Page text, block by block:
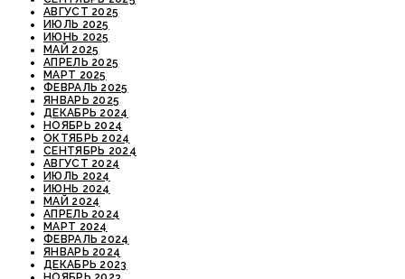
АВГУСТ 2025
ИЮЛЬ 2025
ИЮНЬ 2025
МАЙ 2025
АПРЕЛЬ 2025
МАРТ 2025
ФЕВРАЛЬ 2025
ЯНВАРЬ 2025
ДЕКАБРЬ 2024
НОЯБРЬ 2024
ОКТЯБРЬ 2024
СЕНТЯБРЬ 2024
АВГУСТ 2024
ИЮЛЬ 2024
ИЮНЬ 2024
МАЙ 2024
АПРЕЛЬ 2024
МАРТ 2024
ФЕВРАЛЬ 2024
ЯНВАРЬ 2024
ДЕКАБРЬ 2023